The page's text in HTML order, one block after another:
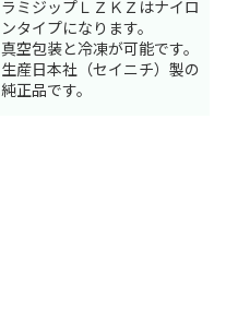
ラミジップＬＺＫＺはナイロ
ンタイプになります。
真空包装と冷凍が可能です。
生産日本社（セイニチ）製の
純正品です。